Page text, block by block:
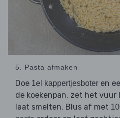
5. Pasta afmaken
Doe 1el kappertjesboter en
de koekenpan, zet het
laat smelten. Blus af met